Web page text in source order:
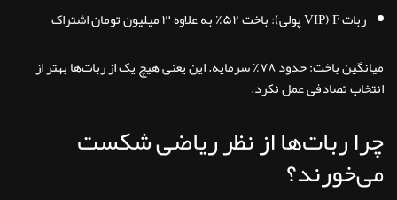
ربات F (VIP پولی): باخت ۵۲٪ به علاوه ۳ میلیون تومان اشتراک
میانگین باخت: حدود ۷۸٪ سرمایه. این یعنی
هیچ یک از ربات‌ها بهتر از
انتخاب تصادفی عمل نکرد.
چرا ربات‌ها از نظر ریاضی شکست
می‌خورند؟